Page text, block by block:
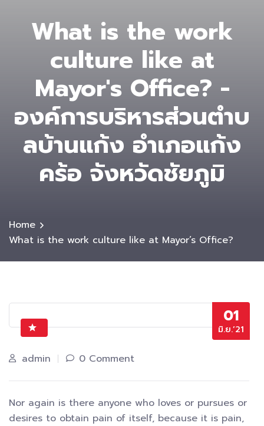
What is the work
culture like at
Mayor's Office? -
องค์การบริหารส่วนตําบ
ลบ้านแก้ง อำเภอแก้ง
คร้อ จังหวัดชัยภูมิ
Home
What is the work culture like at Mayor’s Office?
01
มิ.ย.’21
admin 0 Comment
Nor again is there anyone who loves or pursues or
desires to obtain pain of itself, because it is pain,